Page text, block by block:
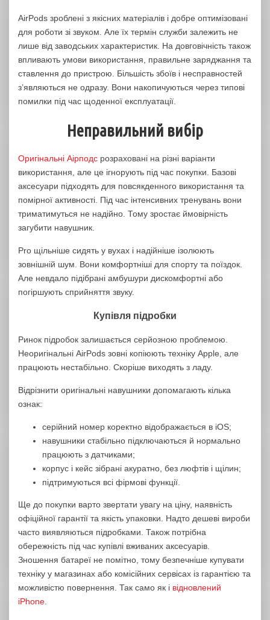
AirPods зроблені з якісних матеріалів і добре оптимізовані
для роботи зі звуком. Але їх термін служби залежить не
лише від заводських характеристик. На довговічність також
впливають умови використання, правильне заряджання та
ставлення до пристрою. Більшість збоїв і несправностей
з’являються не одразу. Вони накопичуються через типові
помилки під час щоденної експлуатації.
Неправильний вибір
Оригінальні Аірподс розраховані на різні варіанти
використання, але це ігнорують під час покупки. Базові
аксесуари підходять для повсякденного використання та
помірної активності. Під час інтенсивних тренувань вони
триматимуться не надійно. Тому зростає ймовірність
загубити навушник.
Pro щільніше сидять у вухах і надійніше ізолюють
зовнішній шум. Вони комфортніші для спорту та поїздок.
Але невдало підібрані амбушури дискомфортні або
погіршують сприйняття звуку.
Купівля підробки
Ринок підробок залишається серйозною проблемою.
Неоригінальні AirPods зовні копіюють техніку Apple, але
працюють нестабільно. Скоріше виходять з ладу.
Відрізнити оригінальні навушники допомагають кілька
ознак:
серійний номер коректно відображається в iOS;
навушники стабільно підключаються й нормально
працюють з датчиками;
корпус і кейс зібрані акуратно, без люфтів і щілин;
підтримуються всі фірмові функції.
Ще до покупки варто звертати увагу на ціну, наявність
офіційної гарантії та якість упаковки. Надто дешеві вироби
часто виявляються підробками. Також потрібна
обережність під час купівлі вживаних аксесуарів.
Зношення батареї не помітно, тому безпечніше купувати
техніку у магазинах або комісійних сервісах із гарантією та
можливістю повернення. Так само як і відновлений
iPhone